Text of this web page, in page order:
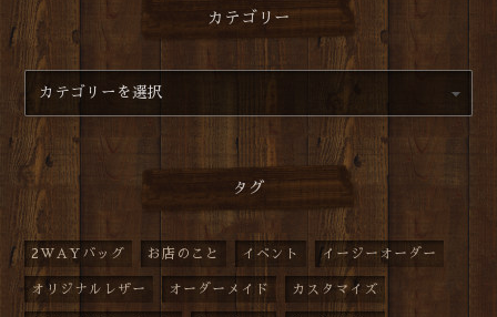
カテゴリー
タグ
2WAYバッグ お店のこと イベント イージーオーダー
オリジナルレザー オーダーメイド カスタマイズ